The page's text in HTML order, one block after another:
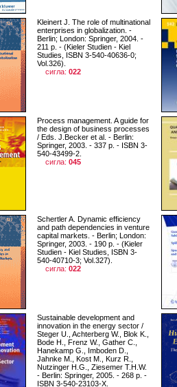
Kleinert J. The role of multinational
enterprises in globalization. -
Berlin; London: Springer, 2004. -
211 p. - (Kieler Studien - Kiel
Studies, ISBN 3-540-40636-0;
Vol.326).
сигла: 022
Process management. A guide for
the design of business processes
/ Eds. J.Becker et al. - Berlin:
Springer, 2003. - 337 p. - ISBN 3-
540-43499-2.
сигла: 045
Schertler A. Dynamic efficiency
and path dependencies in venture
capital markets. - Berlin; London:
Springer, 2003. - 190 p. - (Kieler
Studien - Kiel Studies, ISBN 3-
540-40710-3; Vol.327).
сигла: 022
Sustainable development and
innovation in the energy sector /
Steger U., Achterberg W., Blok K.,
Bode H., Frenz W., Gather C.,
Hanekamp G., Imboden D.,
Jahnke M., Kost M., Kurz R.,
Nutzinger H.G., Ziesemer T.H.W.
- Berlin: Springer, 2005. - 268 p. -
ISBN 3-540-23103-X.